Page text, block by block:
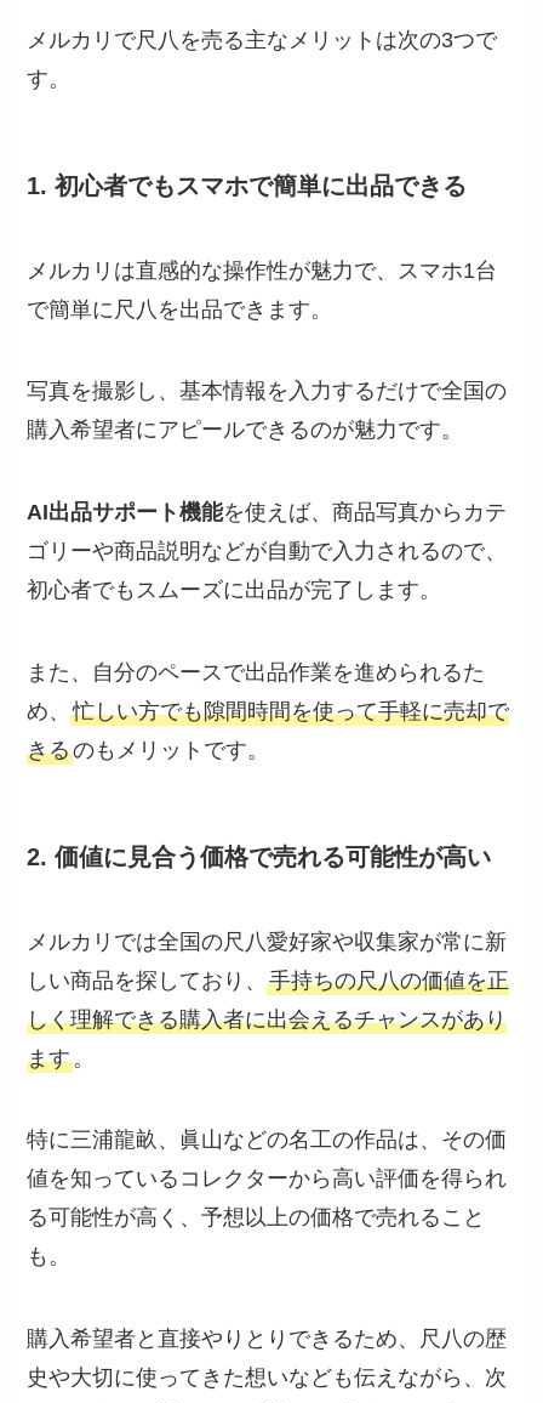
メルカリで尺八を売る主なメリットは次の3つで
す。
1. 初心者でもスマホで簡単に出品できる
メルカリは直感的な操作性が魅力で、スマホ1台
で簡単に尺八を出品できます。
写真を撮影し、基本情報を入力するだけで全国の
購入希望者にアピールできるのが魅力です。
AI出品サポート機能を使えば、商品写真からカテ
ゴリーや商品説明などが自動で入力されるので、
初心者でもスムーズに出品が完了します。
また、自分のペースで出品作業を進められるた
め、忙しい方でも隙間時間を使って手軽に売却で
きるのもメリットです。
2. 価値に見合う価格で売れる可能性が高い
メルカリでは全国の尺八愛好家や収集家が常に新
しい商品を探しており、手持ちの尺八の価値を正
しく理解できる購入者に出会えるチャンスがあり
ます。
特に三浦龍畝、眞山などの名工の作品は、その価
値を知っているコレクターから高い評価を得られ
る可能性が高く、予想以上の価格で売れること
も。
購入希望者と直接やりとりできるため、尺八の歴
史や大切に使ってきた想いなども伝えながら、次